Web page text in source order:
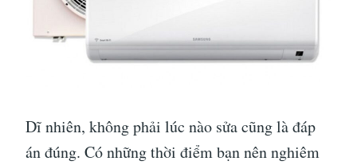
Dĩ nhiên, không phải lúc nào sửa cũng là đáp
án đúng. Có những thời điểm bạn nên nghiêm